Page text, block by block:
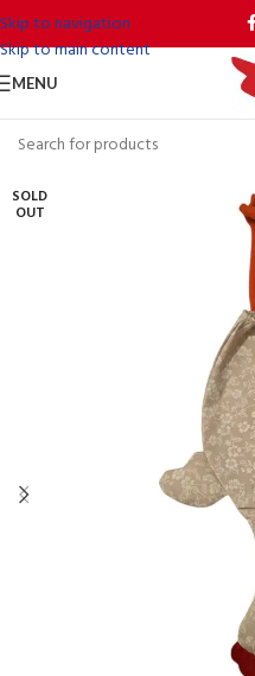
Skip to navigation
Skip to main content
MENU
SOLD
OUT